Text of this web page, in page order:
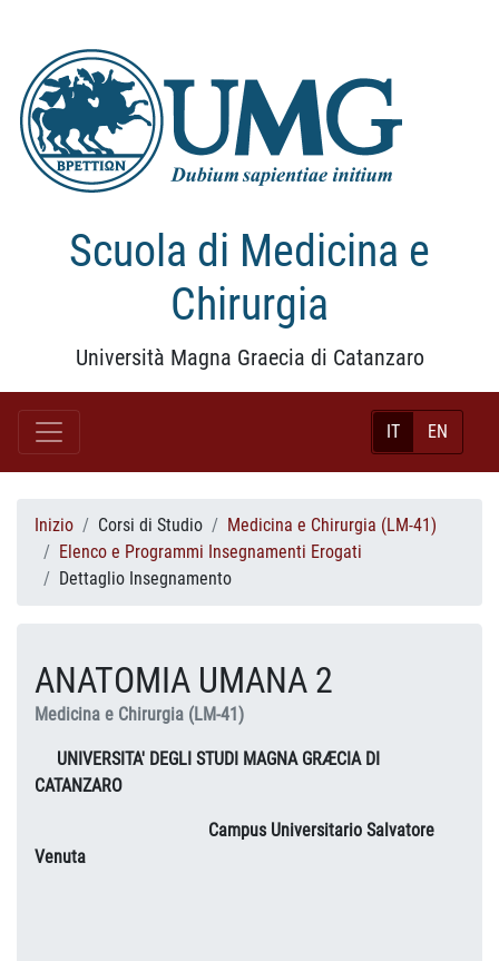
Scuola di Medicina e
Chirurgia
Università Magna Graecia di Catanzaro
IT EN
Inizio Corsi di Studio
Medicina e Chirurgia (LM-41)
Elenco e Programmi Insegnamenti Erogati
Dettaglio Insegnamento
ANATOMIA UMANA 2
Medicina e Chirurgia (LM-41)
UNIVERSITA' DEGLI STUDI MAGNA GRÆCIA DI
CATANZARO
Campus Universitario Salvatore
Venuta